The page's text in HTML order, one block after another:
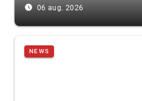
access_time_filled 06 aug. 2026
NEWS